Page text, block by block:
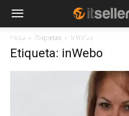
NOTICIAS TENDENCIAS
Inicio Etiquetas InWebo
Etiqueta: inWebo